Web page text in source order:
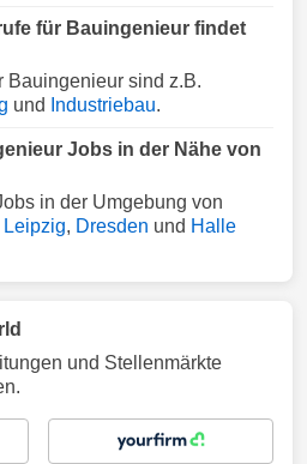
für Bauingenieur findet
Bauingenieur sind z.B.
und Industriebau.
Jobs in der Nähe von
in der Umgebung von
Leipzig, Dresden und Halle
und Stellenmärkte